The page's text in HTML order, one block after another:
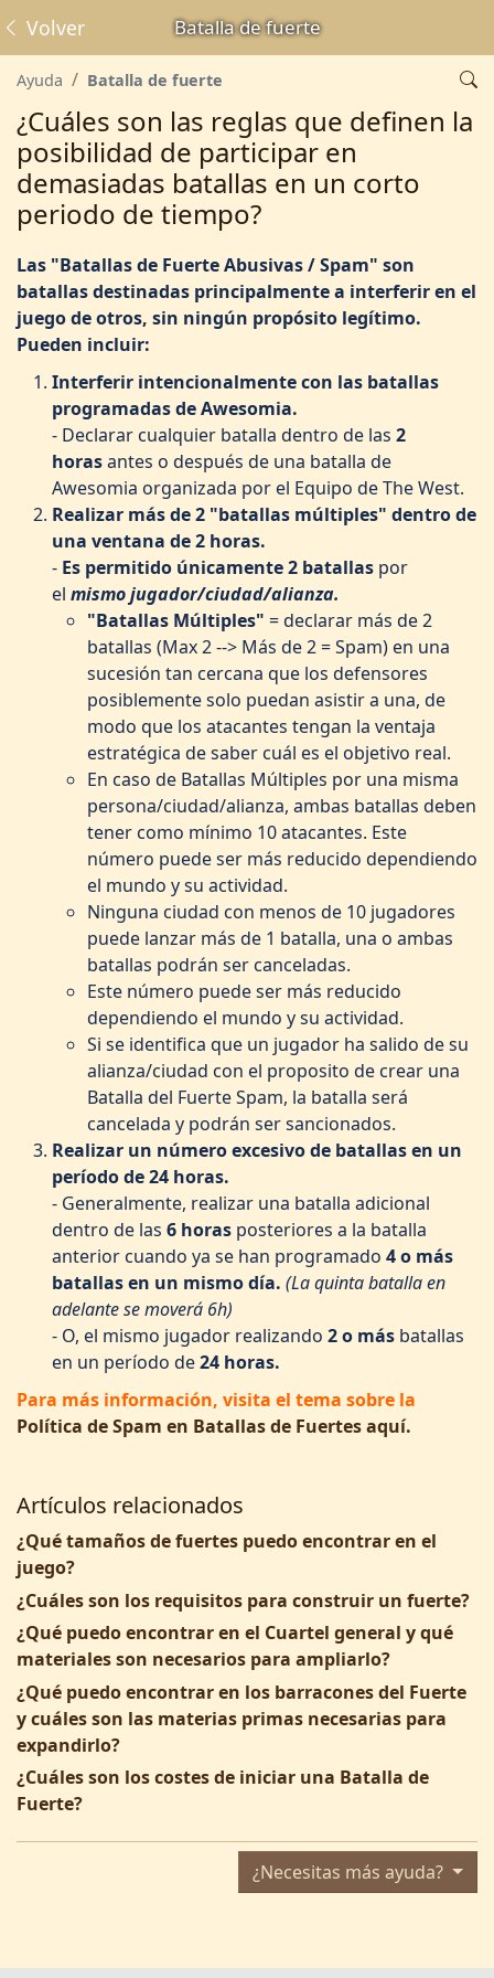
Batalla de fuerte
Volver
Ayuda Batalla de fuerte
¿Cuáles son las reglas que definen la
posibilidad de participar en
demasiadas batallas en un corto
periodo de tiempo?
Las "Batallas de Fuerte Abusivas / Spam" son
batallas destinadas principalmente a interferir en el
juego de otros, sin ningún propósito legítimo.
Pueden incluir:
Interferir intencionalmente con las batallas
programadas de Awesomia.
- Declarar cualquier batalla dentro de las 2
horasantes o después de una batalla de
Awesomia organizada por el Equipo de The West.
Realizar más de 2 "batallas múltiples" dentro de
una ventana de 2 horas.
- Es permitido únicamente 2 batallas por
el mismo jugador/ciudad/alianza.
"Batallas Múltiples" = declarar más de 2
batallas (Max 2 --> Más de 2 = Spam) en una
sucesión tan cercana que los defensores
posiblemente solo puedan asistir a una, de
modo que los atacantes tengan la ventaja
estratégica de saber cuál es el objetivo real.
En caso de Batallas Múltiples por una misma
persona/ciudad/alianza, ambas batallas deben
tener como mínimo 10 atacantes. Este
número puede ser más reducido dependiendo
el mundo y su actividad.
Ninguna ciudad con menos de 10 jugadores
puede lanzar más de 1 batalla, una o ambas
batallas podrán ser canceladas.
Este número puede ser más reducido
dependiendo el mundo y su actividad.
Si se identifica que un jugador ha salido de su
alianza/ciudad con el proposito de crear una
Batalla del Fuerte Spam, la batalla será
cancelada y podrán ser sancionados.
Realizar un número excesivo de batallas en un
período de 24 horas.
- Generalmente, realizar una batalla adicional
dentro de las 6 horas posteriores a la batalla
anterior cuando ya se han programado 4 o más
batallas en un mismo día. (La quinta batalla en
adelante se moverá 6h)
- O, el mismo jugador realizando 2 o más batallas
en un período de24 horas.
Para más información, visita el tema sobre la
Política de Spam en Batallas de Fuertes aquí.
Artículos relacionados
¿Qué tamaños de fuertes puedo encontrar en el
juego?
¿Cuáles son los requisitos para construir un fuerte?
¿Qué puedo encontrar en el Cuartel general y qué
materiales son necesarios para ampliarlo?
¿Qué puedo encontrar en los barracones del Fuerte
y cuáles son las materias primas necesarias para
expandirlo?
¿Cuáles son los costes de iniciar una Batalla de
Fuerte?
¿Necesitas más ayuda?